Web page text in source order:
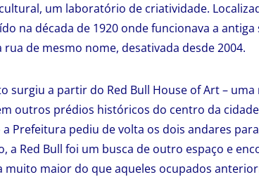
um laboratório de criatividade.
na década de 1920 onde funcionava a
rua de mesmo nome, desativada desde 2004.
surgiu a partir do Red Bull House of Art –
outros prédios históricos do centro da
a Prefeitura pediu de volta os dois andares
a Red Bull foi um busca de outro espaço e
muito maior do que aqueles ocupados